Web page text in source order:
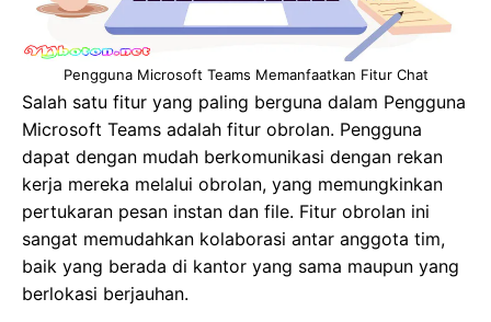
Pengguna Microsoft Teams Memanfaatkan Fitur Chat
Salah satu fitur yang paling berguna dalam Pengguna
Microsoft Teams adalah fitur obrolan. Pengguna
dapat dengan mudah berkomunikasi dengan rekan
kerja mereka melalui obrolan, yang memungkinkan
pertukaran pesan instan dan file. Fitur obrolan ini
sangat memudahkan kolaborasi antar anggota tim,
baik yang berada di kantor yang sama maupun yang
berlokasi berjauhan.